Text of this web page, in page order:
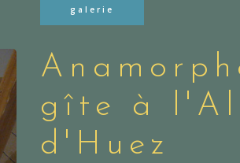
galerie
gîte à
d'Huez